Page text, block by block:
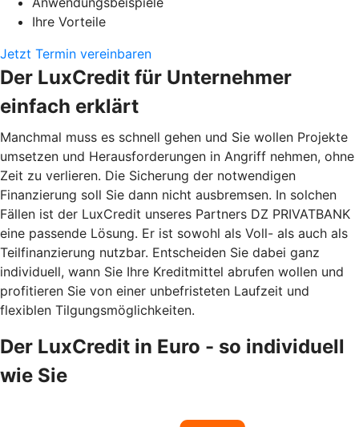
Ihre Vorteile
Jetzt Termin vereinbaren
Der LuxCredit für Unternehmer
einfach erklärt
Manchmal muss es schnell gehen und Sie wollen Projekte
umsetzen und Herausforderungen in Angriff nehmen, ohne
Zeit zu verlieren. Die Sicherung der notwendigen
Finanzierung soll Sie dann nicht ausbremsen. In solchen
Fällen ist der LuxCredit unseres Partners DZ PRIVATBANK
eine passende Lösung. Er ist sowohl als Voll- als auch als
Teilfinanzierung nutzbar. Entscheiden Sie dabei ganz
individuell, wann Sie Ihre Kreditmittel abrufen wollen und
profitieren Sie von einer unbefristeten Laufzeit und
flexiblen Tilgungsmöglichkeiten.
Der LuxCredit in Euro - so individuell
wie Sie